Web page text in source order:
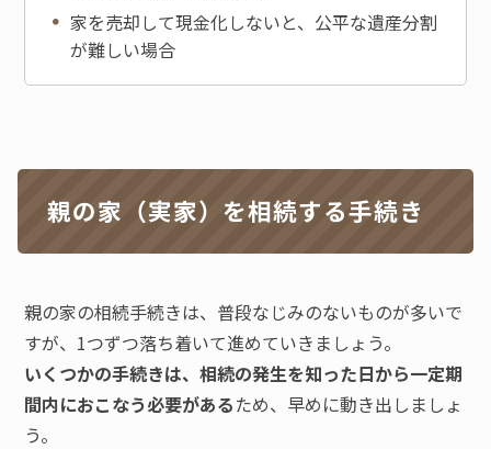
家を売却して現金化しないと、公平な遺産分割
が難しい場合
親の家（実家）を相続する手続き
親の家の相続手続きは、普段なじみのないものが多いで
すが、1つずつ落ち着いて進めていきましょう。
いくつかの手続きは、相続の発生を知った日から一定期
間内におこなう必要があるため、早めに動き出しましょ
う。